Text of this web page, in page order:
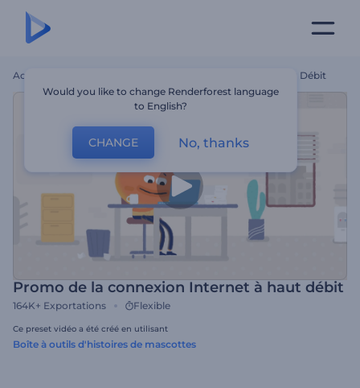
Accueil Promo De La Connexion Internet À Haut Débit
Promo de la connexion Internet à haut débit
164K+ Exportations Flexible
Ce preset vidéo a été créé en utilisant
Boîte à outils d'histoires de mascottes
Would you like to change Renderforest language
to English?
CHANGE No, thanks